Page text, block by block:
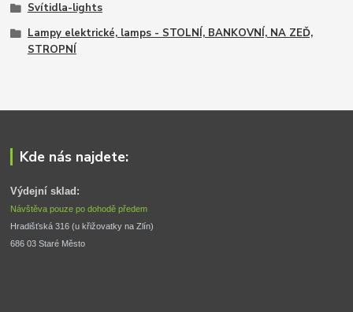
Svítidla-lights
Lampy elektrické, lamps - STOLNÍ, BANKOVNÍ, NA ZEĎ,
STROPNÍ
Kde nás najdete:
Výdejní sklad:
Návštěva pouze po dohodě předem
Hradišťská 316 (u křižovatky na Zlín)
686 03 Staré Město